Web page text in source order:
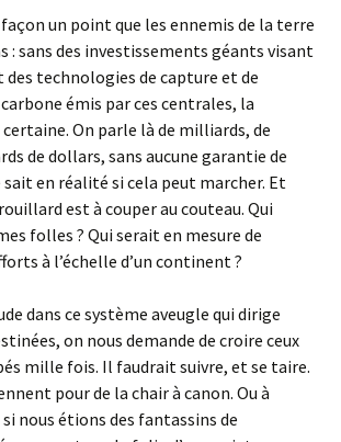
un point que les ennemis de la terre
: sans des investissements géants visant
technologies de capture et de
émis par ces centrales, la
On parle là de milliards, de
de dollars, sans aucune garantie de
sait en réalité si cela peut marcher. Et
est à couper au couteau. Qui
folles ? Qui serait en mesure de
à l’échelle d’un continent ?
dans ce système aveugle qui dirige
on nous demande de croire ceux
mille fois. Il faudrait suivre, et se taire.
pour de la chair à canon. Ou à
nous étions des fantassins de